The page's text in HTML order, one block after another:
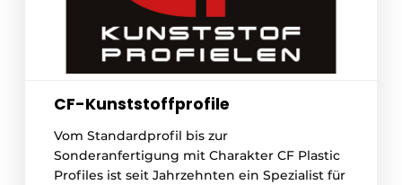
CF-Kunststoffprofile
Vom Standardprofil bis zur
Sonderanfertigung mit Charakter CF Plastic
Profiles ist seit Jahrzehnten ein Spezialist für